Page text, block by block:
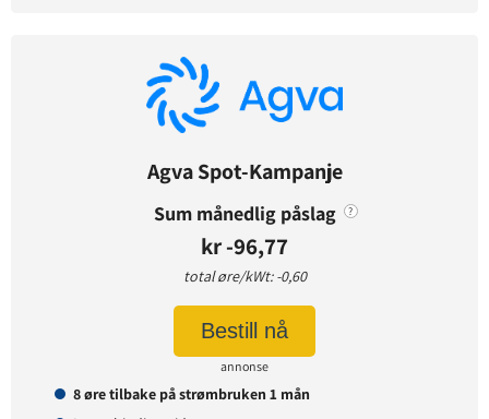
Timespot
1 måneder
Tilbud gyldig for:nye og eksisterende kunder
Prisendring varsles på:
e-post
3,90 øre per kWt
Pris på papirfaktura:7 kr
Agva Spot-Kampanje
8 øre tilbake på strømbruken 1 mån
Sum månedlig påslag ?
kr -96,77
total øre/kWt: -0,60
Bestill nå
annonse